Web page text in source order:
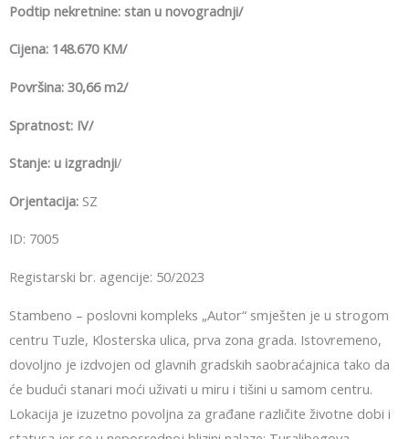
Podtip nekretnine: stan u novogradnji/
Cijena: 148.670 KM/
Površina: 30,66 m2/
Spratnost: IV/
Stanje: u izgradnji/
Orjentacija: SZ
ID: 7005
Registarski br. agencije: 50/2023
Stambeno – poslovni kompleks „Autor“ smješten je u strogom
centru Tuzle, Klosterska ulica, prva zona grada. Istovremeno,
dovoljno je izdvojen od glavnih gradskih saobraćajnica tako da
će budući stanari moći uživati u miru i tišini u samom centru.
Lokacija je izuzetno povoljna za građane različite životne dobi i